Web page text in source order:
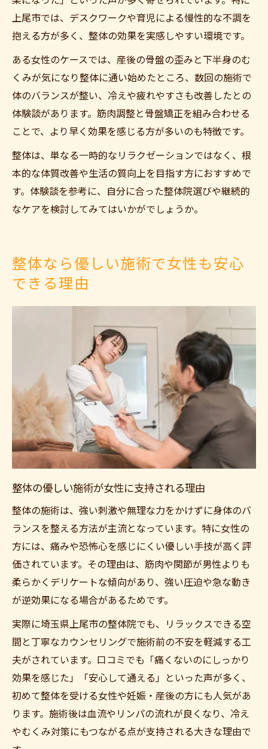
上尾市では、デスクワークや育児による慢性的な不調を
抱える方が多く、整体の効果を実感しやすい環境です。
ある女性のケースでは、産後の骨盤の歪みと下半身のむ
くみが気になり整体に通い始めたところ、数回の施術で
体のバランスが整い、冷えや疲れやすさも改善したとの
体験談があります。筋肉調整と骨盤矯正を組み合わせる
ことで、より早く効果を感じる方が多いのも特徴です。
整体は、単なる一時的なリラクゼーションではなく、根
本的な体質改善や生活の質向上を目指す方におすすめで
す。体験談を参考に、自分に合った整体院選びや継続的
なケアを検討してみてはいかがでしょうか。
整体なら優しい施術で女性も安心
できる理由
整体の優しい施術が女性に支持される理由
整体の施術は、強い刺激や無理な力をかけずに身体のバ
ランスを整える方法が主流となっています。特に女性の
方には、痛みや恐怖心を感じにくい優しい手技が高く評
価されています。その理由は、筋肉や関節が男性よりも
柔らかくデリケートな傾向があり、強い圧迫や急な動き
が逆効果になる場合があるためです。
実際に埼玉県上尾市の整体院でも、リラックスできる空
間と丁寧なカウンセリングで施術前の不安を軽減する工
夫がされています。口コミでも「痛くないのにしっかり
効果を感じた」「安心して通える」といった声が多く、
初めて整体を受ける女性や妊娠・産後の方にも人気があ
ります。施術後は血流やリンパの流れが良くなり、冷え
やむくみ対策にもつながる点が支持される大きな理由で